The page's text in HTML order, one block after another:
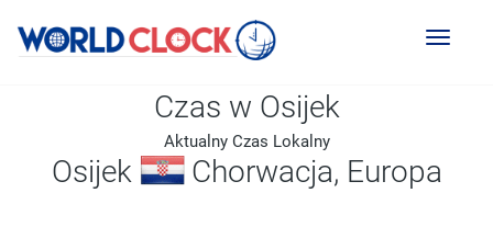
Toggle
Czas w Osijek
Aktualny Czas Lokalny
Osijek Chorwacja, Europa